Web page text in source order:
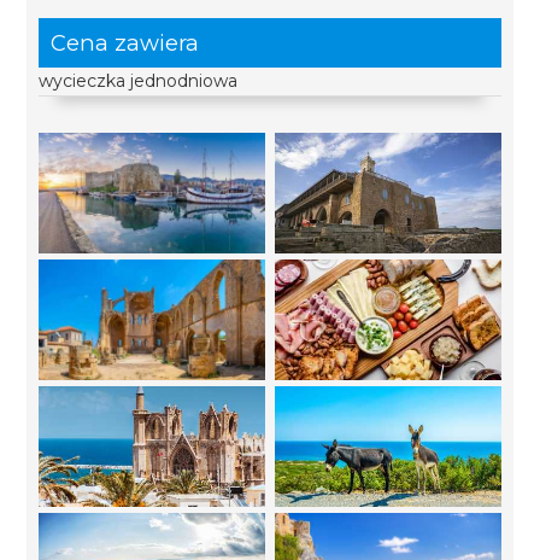
Cena zawiera
wycieczka jednodniowa